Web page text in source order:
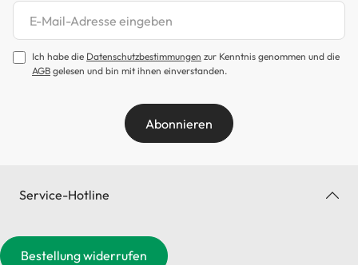
Newsletter abonnieren
Ich habe die Datenschutzbestimmungen zur Kenntnis genommen und die
AGB gelesen und bin mit ihnen einverstanden.
Abonnieren
Service-Hotline
Bestellung widerrufen